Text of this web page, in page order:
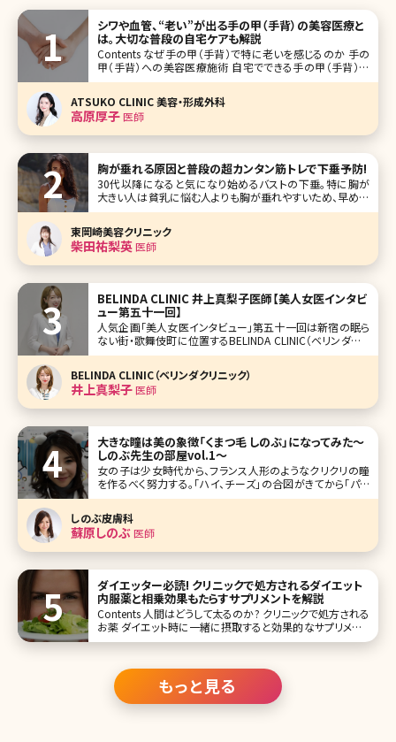
シワや血管、“老い”が出る手の甲（手背）の美容医療と
は。大切な普段の自宅ケアも解説
Contents なぜ手の甲（手背）で特に老いを感じるのか 手の
甲（手背）への美容医療施術 自宅でできる手の甲（手背）の
ケア まとめ よく、芸能人で顔はとても若々しく綺麗なのに、体
のパーツで老いを感じるなんてことありませんか?よく言われ
るパーツとしては首と手の甲が挙げられます
ATSUKO CLINIC 美容・形成外科
高原厚子医師
胸が垂れる原因と普段の超カンタン筋トレで下垂予防!
30代以降になると気になり始めるバストの下垂。特に胸が
大きい人は貧乳に悩む人よりも胸が垂れやすいため、早めに
胸が垂れるのを防ぐケアを始める必要があると言われてい
の下垂を防ぐ方法について、簡単な筋トレからクリニックでの
治療まで考えてみましょう。
東岡崎美容クリニック
柴田祐梨英医師
BELINDA CLINIC 井上真梨子医師【美人女医インタビ
ュー第五十一回】
人気企画「美人女医インタビュー」第五十一回は新宿の眠ら
ない街・歌舞伎町に位置するBELINDA CLINIC（ベリンダクリ
ニック）の井上真梨子（いのうえ まりこ）医師です。 美容外科
メニューが豊富なBELINDA CLINIC。外科系クリニックで院長
=女性医師自身がメインで施術を対応するクリニ
BELINDA CLINIC（ベリンダクリニック）
井上真梨子医師
大きな瞳は美の象徴「くまつ毛 しのぶ」になってみた〜
しのぶ先生の部屋vol.1〜
女の子は少女時代から、フランス人形のようなクリクリの瞳
を作るべく努力する。「ハイ、チーズ」の合図がきてから「パチ
リ」とシャッターの音が切れるまで、眉毛を釣り上げ、目を見
開く。 これが老化のはじまりなのだ。 ひたいにシワを作り続
けている。オリ刻ませたシワは目を開かなくてもしっかりとそ
こに
しのぶ皮膚科
蘇原しのぶ医師
ダイエッター必読! クリニックで処方されるダイエット
内服薬と相乗効果もたらすサプリメントを解説
Contents 人間はどうして太るのか? クリニックで処方される
お薬 ダイエット時に一緒に摂取すると効果的なサプリメント
おわりに ふと鏡を見ると、ぽっこりでたお腹、ムチムチな二の
全体的に体に
もっと見る